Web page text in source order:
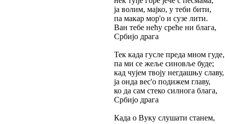
ја волим, мајко, у теби бити,
па макар мор'о и сузе лити.
Ван тебе нећу среће ни блага,
Србијо драга
Тек када гусле преда мном гуде,
па ми се жеље синовље буде;
кад чујем твоју негдашњу славу,
ја онда вес'о подижем главу,
ко да сам стеко силнога блага,
Србијо драга
Када о Вуку слушати станем,